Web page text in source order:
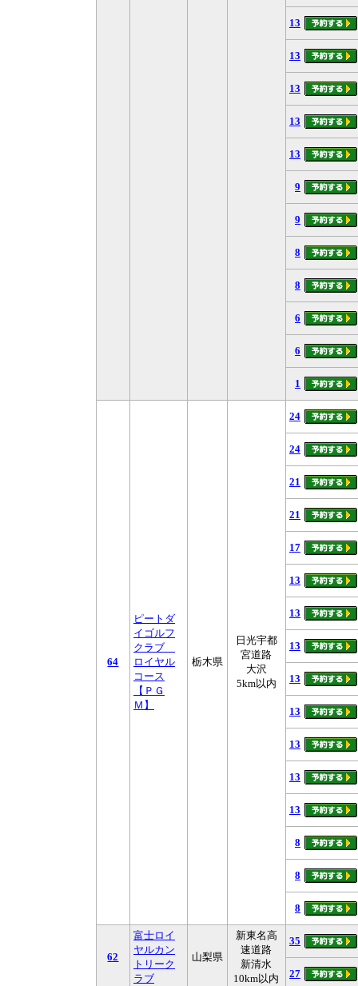
13
13
13
13
13
9
9
8
8
6
6
1
64
ピートダ
イゴルフ
クラブ
ロイヤル
コース
【ＰＧ
Ｍ】
栃木県
日光宇都
宮道路
大沢
5km以内
24
24
21
21
17
13
13
13
13
13
13
13
13
8
8
8
62
富士ロイ
ヤルカン
トリーク
ラブ
山梨県
新東名高
速道路
新清水
10km以内
35
27